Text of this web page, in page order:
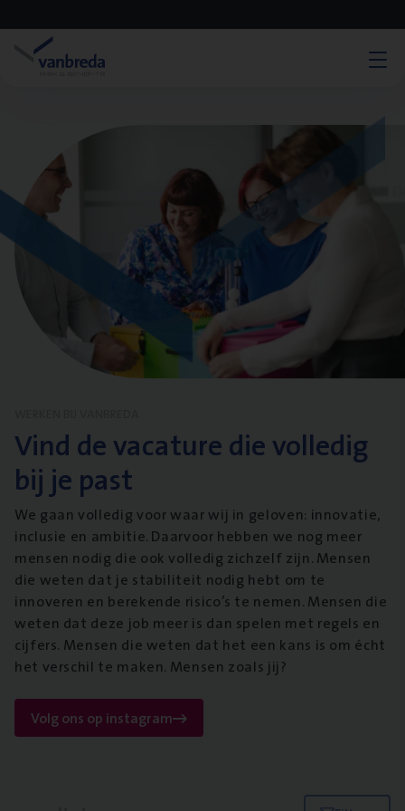
Vind de vacature die volledig
bij je past
We gaan volledig voor waar wij in geloven: innovatie,
inclusie en ambitie. Daarvoor hebben we nog meer
mensen nodig die ook volledig zichzelf zijn. Mensen
die weten dat je stabiliteit nodig hebt om te
innoveren en berekende risico’s te nemen. Mensen die
weten dat deze job meer is dan spelen met regels en
cijfers. Mensen die weten dat het een kans is om écht
het verschil te maken. Mensen zoals jij?
Volg ons op instagram